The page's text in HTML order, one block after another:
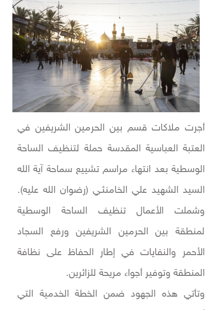
أجرت ملاكات قسم بين الحرمين الشريفين في
العتبة العباسية المقدسة حملة لتنظيف الساحة
الوسطية بعد انتهاء مراسم تشييع سماحة آية الله
السيد الشهيد علي الخامنئـي (رضوان الله عليه).
وشملت الأعمال تنظيف الساحة الوسطية
لمنطقة بين الحرمين الشريفين ورفع السجاد
الأحمر والنفايات في إطار الحفاظ على نظافة
المنطقة وتوفير أجواء مريحة للزائرين.
وتأتي هذه الجهود ضمن الخطة الخدمية التي